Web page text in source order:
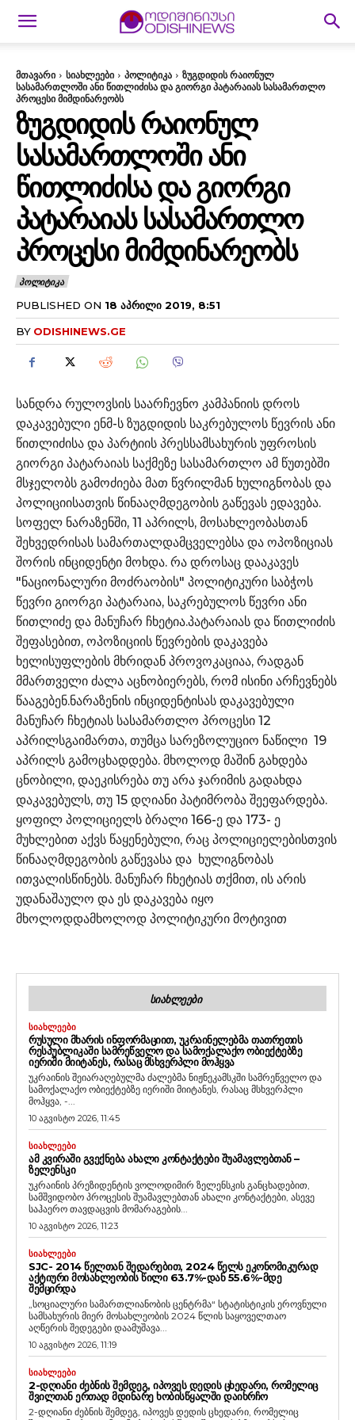
მთავარი სიახლეები პოლიტიკა
ზუგდიდის რაიონულ
სასამართლოში ანი წითლიძისა და გიორგი პატარაიას სასამართლო
პროცესი მიმდინარეობს
ᲖᲣᲒᲓᲘᲓᲘᲡ ᲠᲐᲘᲝᲜᲣᲚ
ᲡᲐᲡᲐᲛᲐᲠᲗᲚᲝᲨᲘ ᲐᲜᲘ
ᲬᲘᲗᲚᲘᲫᲘᲡᲐ ᲓᲐ ᲒᲘᲝᲠᲒᲘ
ᲞᲐᲢᲐᲠᲐᲘᲐᲡ ᲡᲐᲡᲐᲛᲐᲠᲗᲚᲝ
ᲞᲠᲝᲪᲔᲡᲘ ᲛᲘᲛᲓᲘᲜᲐᲠᲔᲝᲑᲡ
ᲞᲝᲚᲘᲢᲘᲙᲐ
PUBLISHED ON 18 ᲐᲞᲠᲘᲚᲘ 2019, 8:51
BY ODISHINEWS.GE
სანდრა რულოვსის საარჩევნო კამპანიის დროს
დაკავებული ენმ-ს ზუგდიდის საკრებულოს წევრის ანი
წითლიძისა და პარტიის პრესსამსახურის უფროსის
გიორგი პატარაიას საქმეზე სასამართლო ამ წუთებში
მსჯელობს გამოძიება მათ წვრილმან ხულიგნობას და
პოლიციისათვის წინააღმდეგობის გაწევას ედავება.
სოფელ ნარაზენში, 11 აპრილს, მოსახლეობასთან
შეხვედრისას სამართალდამცველებსა და ოპოზიციას
შორის ინციდენტი მოხდა. რა დროსაც დააკავეს
"ნაციონალური მოძრაობის" პოლიტიკური საბჭოს
წევრი გიორგი პატარაია, საკრებულოს წევრი ანი
წითლიძე და მანუჩარ ჩხეტია.პატარაიას და წითლიძის
შეფასებით, ოპოზიციის წევრების დაკავება
ხელისუფლების მხრიდან პროვოკაციაა, რადგან
მმართველი ძალა აცნობიერებს, რომ ისინი არჩევნებს
წააგებენ.ნარაზენის ინციდენტისას დაკავებული
მანუჩარ ჩხეტიას სასამართლო პროცესი 12
აპრილსგაიმართა, თუმცა სარეზოლუციო ნაწილი 19
აპრილს გამოცხადდება. მხოლოდ მაშინ გახდება
ცნობილი, დაეკისრება თუ არა ჯარიმის გადახდა
დაკავებულს, თუ 15 დღიანი პატიმრობა შეეფარდება.
ყოფილ პოლიციელს ბრალი 166-ე და 173- ე
მუხლებით აქვს წაყენებული, რაც პოლიციელებისთვის
წინააღმდეგობის გაწევასა და ხულიგნობას
ითვალისწინებს. მანუჩარ ჩხეტიას თქმით, ის არის
უდანაშაულო და ეს დაკავება იყო
მხოლოდდამხოლოდ პოლიტიკური მოტივით
ᲡᲘᲐᲮᲚᲔᲔᲑᲘ
ᲡᲘᲐᲮᲚᲔᲔᲑᲘ
ᲠᲣᲡᲣᲚᲘ ᲛᲮᲐᲠᲘᲡ ᲘᲜᲤᲝᲠᲛᲐᲪᲘᲘᲗ, ᲣᲙᲠᲐᲘᲜᲔᲚᲔᲑᲛᲐ ᲗᲐᲗᲠᲔᲗᲘᲡ
ᲠᲔᲡᲞᲣᲑᲚᲘᲙᲐᲨᲘ ᲡᲐᲛᲠᲔᲬᲕᲔᲚᲝ ᲓᲐ ᲡᲐᲛᲝᲥᲐᲚᲐᲥᲝ ᲝᲑᲘᲔᲥᲢᲔᲑᲖᲔ
ᲘᲔᲠᲘᲨᲘ ᲛᲘᲘᲢᲐᲜᲔᲡ, ᲠᲐᲡᲐᲪ ᲛᲡᲮᲕᲔᲠᲞᲚᲘ ᲛᲝᲰᲧᲕᲐ
უკრაინის შეიარაღებულმა ძალებმა ნიჟნეკამსკში სამრეწველო და
სამოქალაქო ობიექტებზე იერიში მიიტანეს, რასაც მსხვერპლი
მოჰყვა, -...
10 აგვისტო 2026, 11:45
ᲡᲘᲐᲮᲚᲔᲔᲑᲘ
ᲐᲛ ᲙᲕᲘᲠᲐᲨᲘ ᲒᲕᲔᲥᲜᲔᲑᲐ ᲐᲮᲐᲚᲘ ᲙᲝᲜᲢᲐᲥᲢᲔᲑᲘ ᲨᲣᲐᲛᲐᲕᲚᲔᲑᲗᲐᲜ –
ᲖᲔᲚᲔᲜᲡᲙᲘ
უკრაინის პრეზიდენტის ვოლოდიმირ ზელენსკის განცხადებით,
სამშვიდობო პროცესის შუამავლებთან ახალი კონტაქტები, ასევე
საჰაერო თავდაცვის მომარაგების...
10 აგვისტო 2026, 11:23
ᲡᲘᲐᲮᲚᲔᲔᲑᲘ
SJC- 2014 ᲬᲔᲚᲗᲐᲜ ᲨᲔᲓᲐᲠᲔᲑᲘᲗ, 2024 ᲬᲔᲚᲡ ᲔᲙᲝᲜᲝᲛᲘᲙᲣᲠᲐᲓ
ᲐᲥᲢᲘᲣᲠᲘ ᲛᲝᲡᲐᲮᲚᲔᲝᲑᲘᲡ ᲬᲘᲚᲘ 63.7%-ᲓᲐᲜ 55.6%-ᲛᲓᲔ
ᲨᲔᲛᲪᲘᲠᲓᲐ
„სოციალური სამართლიანობის ცენტრმა“ სტატისტიკის ეროვნული
სამსახურის მიერ მოსახლეობის 2024 წლის საყოველთაო
აღწერის შედეგები დაამუშავა...
10 აგვისტო 2026, 11:19
ᲡᲘᲐᲮᲚᲔᲔᲑᲘ
2-ᲓᲦᲘᲐᲜᲘ ᲫᲔᲑᲜᲘᲡ ᲨᲔᲛᲓᲔᲒ, ᲘᲞᲝᲕᲔᲡ ᲓᲔᲓᲘᲡ ᲪᲮᲔᲓᲐᲠᲘ, ᲠᲝᲛᲔᲚᲘᲪ
ᲨᲕᲘᲚᲗᲐᲜ ᲔᲠᲗᲐᲓ ᲛᲓᲘᲜᲐᲠᲔ ᲮᲝᲑᲘᲡᲬᲧᲐᲚᲨᲘ ᲓᲐᲘᲮᲠᲩᲝ
2-დღიანი ძებნის შემდეგ, იპოვეს დედის ცხედარი, რომელიც